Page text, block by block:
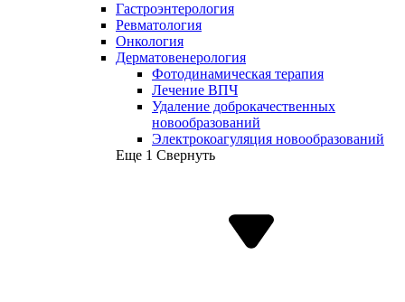
Гастроэнтерология
Ревматология
Онкология
Дерматовенерология
Фотодинамическая терапия
Лечение ВПЧ
Удаление доброкачественных
новообразований
Электрокоагуляция новообразований
Еще 1 Свернуть